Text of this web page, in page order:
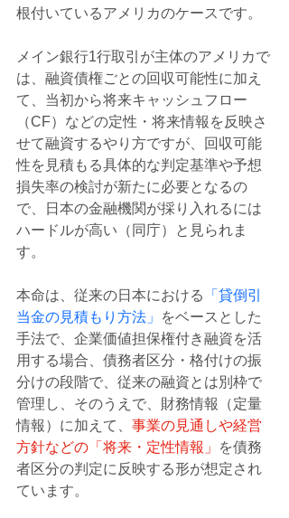
根付いているアメリカのケースです。
メイン銀行1行取引が主体のアメリカで
は、融資債権ごとの回収可能性に加え
て、当初から将来キャッシュフロー
（CF）などの定性・将来情報を反映さ
せて融資するやり方ですが、回収可能
性を見積もる具体的な判定基準や予想
損失率の検討が新たに必要となるの
で、日本の金融機関が採り入れるには
ハードルが高い（同庁）と見られま
す。
本命は、従来の日本における
「貸倒引
当金の見積もり方法」
をベースとした
手法で、企業価値担保権付き融資を活
用する場合、債務者区分・格付けの振
分けの段階で、従来の融資とは別枠で
管理し、そのうえで、財務情報（定量
情報）に加えて、 事業の見通しや経営
方針などの「将来・定性情報」
を債務
者区分の判定に反映する形が想定され
ています。